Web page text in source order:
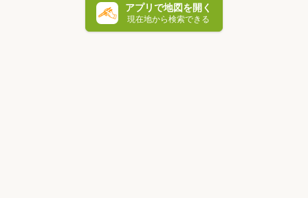
アプリで地図を開く
現在地から検索できる